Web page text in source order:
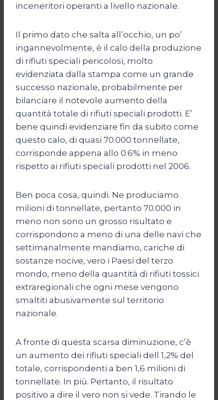
inceneritori operanti a livello nazionale.
Il primo dato che salta all’occhio, un po’
ingannevolmente, è il calo della produzione
di rifiuti speciali pericolosi, molto
evidenziata dalla stampa come un grande
successo nazionale, probabilmente per
bilanciare il notevole aumento della
quantità totale di rifiuti speciali prodotti. E’
bene quindi evidenziare fin da subito come
questo calo, di quasi 70.000 tonnellate,
corrisponde appena allo 0.6% in meno
rispetto ai rifiuti speciali prodotti nel 2006.
Ben poca cosa, quindi. Ne produciamo
milioni di tonnellate, pertanto 70.000 in
meno non sono un grosso risultato e
corrispondono a meno di una delle navi che
settimanalmente mandiamo, cariche di
sostanze nocive, vero i Paesi del terzo
mondo, meno della quantità di rifiuti tossici
extraregionali che ogni mese vengono
smaltiti abusivamente sul territorio
nazionale.
A fronte di questa scarsa diminuzione, c’è
un aumento dei rifiuti speciali dell 1,2% del
totale, corrispondenti a ben 1,6 milioni di
tonnellate. In più. Pertanto, il risultato
positivo a dire il vero non si vede. Tirando le